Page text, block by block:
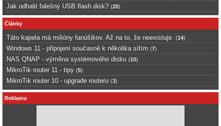
Jak odhalit falešný USB flash disk? (20)
Články
Táto kapela má milióny fanúšikov. Až na to, že neexistuje. (14)
Windows 11 - připojení současně k několika sítím (7)
NAS QNAP - výměna systémového disku (10)
MikroTik router 11 - tipy (5)
MikroTik router 10 - upgrade routeru (3)
Reklama